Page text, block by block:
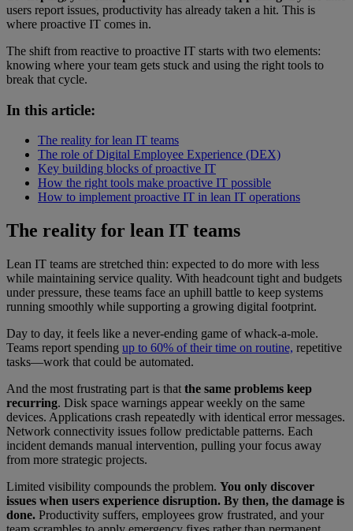
users report issues, productivity has already taken a hit. This is
where proactive IT comes in.
The shift from reactive to proactive IT starts with two elements:
knowing where your team gets stuck and using the right tools to
break that cycle.
In this article:
The reality for lean IT teams
The role of Digital Employee Experience (DEX)
Key building blocks of proactive IT
How the right tools make proactive IT possible
How to implement proactive IT in lean IT operations
The reality for lean IT teams
Lean IT teams are stretched thin: expected to do more with less
while maintaining service quality. With headcount tight and budgets
under pressure, these teams face an uphill battle to keep systems
running smoothly while supporting a growing digital footprint.
Day to day, it feels like a never-ending game of whack-a-mole.
Teams report spending up to 60% of their time on routine, repetitive
tasks—work that could be automated.
And the most frustrating part is that the same problems keep
recurring. Disk space warnings appear weekly on the same
devices. Applications crash repeatedly with identical error messages.
Network connectivity issues follow predictable patterns. Each
incident demands manual intervention, pulling your focus away
from more strategic projects.
Limited visibility compounds the problem. You only discover
issues when users experience disruption. By then, the damage is
done. Productivity suffers, employees grow frustrated, and your